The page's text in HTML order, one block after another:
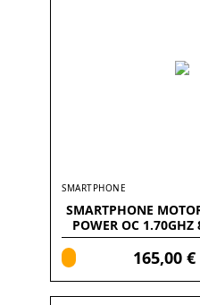
SMARTPHONE
SMARTPHONE
POWER OC 1.70GHZ
6.88
165,00 €